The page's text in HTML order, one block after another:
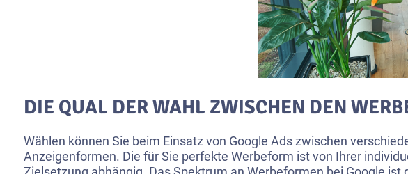
DIE QUAL DER WAHL ZWISCHEN DEN
Wählen können Sie beim Einsatz von Google Ads zwischen
Anzeigenformen. Die für Sie perfekte Werbeform ist von Ihrer